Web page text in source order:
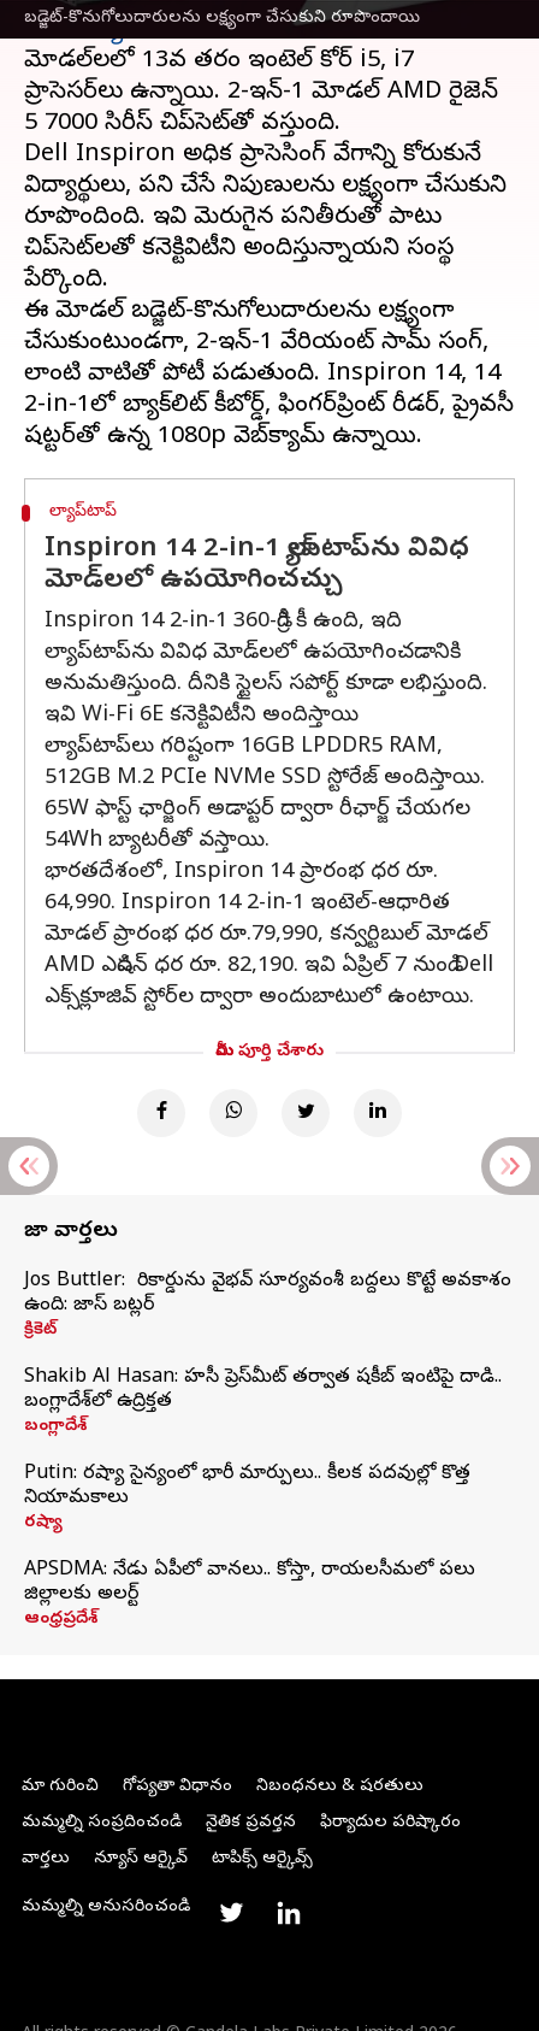
బడ్జెట్-కొనుగోలుదారులను లక్ష్యంగా చేసుకుని రూపొందాయి
ఇన్-1ల్యాప్‌టాప్‌లను పరిచయం చేసింది. తాజా
మోడల్‌లలో 13వ తరం ఇంటెల్ కోర్ i5, i7
ప్రాసెసర్‌లు ఉన్నాయి. 2-ఇన్-1 మోడల్ AMD రైజెన్
5 7000 సిరీస్ చిప్‌సెట్‌తో వస్తుంది.
Dell Inspiron అధిక ప్రాసెసింగ్ వేగాన్ని కోరుకునే
విద్యార్థులు, పని చేసే నిపుణులను లక్ష్యంగా చేసుకుని
రూపొందింది. ఇవి మెరుగైన పనితీరుతో పాటు
చిప్‌సెట్‌లతో కనెక్టివిటీని అందిస్తున్నాయని సంస్థ
పేర్కొంది.
ఈ మోడల్ బడ్జెట్-కొనుగోలుదారులను లక్ష్యంగా
చేసుకుంటుండగా, 2-ఇన్-1 వేరియంట్ సామ్ సంగ్,
లాంటి వాటితో పోటీ పడుతుంది. Inspiron 14, 14
2-in-1లో బ్యాక్‌లిట్ కీబోర్డ్, ఫింగర్‌ప్రింట్ రీడర్, ప్రైవసీ
ల్యాప్‌టాప్‌
Inspiron 14 2-in-1 ల్యాప్‌టాప్‌ను వివిధ
మోడ్‌లలో ఉపయోగించచ్చు
Inspiron 14 2-in-1 360-డిగ్రీ కీ ఉంది, ఇది
ల్యాప్‌టాప్‌ను వివిధ మోడ్‌లలో ఉపయోగించడానికి
అనుమతిస్తుంది. దీనికి స్టైలస్ సపోర్ట్ కూడా లభిస్తుంది.
ఇవి Wi-Fi 6E కనెక్టివిటీని అందిస్తాయి
ల్యాప్‌టాప్‌లు గరిష్టంగా 16GB LPDDR5 RAM,
512GB M.2 PCIe NVMe SSD స్టోరేజ్ అందిస్తాయి.
65W ఫాస్ట్ ఛార్జింగ్ అడాప్టర్ ద్వారా రీఛార్జ్ చేయగల
54Wh బ్యాటరీతో వస్తాయి.
భారతదేశంలో, Inspiron 14 ప్రారంభ ధర రూ.
64,990. Inspiron 14 2-in-1 ఇంటెల్-ఆధారిత
మోడల్‌ ప్రారంభ ధర రూ.79,990, కన్వర్టిబుల్ మోడల్
AMD ఎడిషన్ ధర రూ. 82,190. ఇవి ఏప్రిల్ 7 నుండి Dell
ఎక్స్‌క్లూజివ్ స్టోర్‌ల ద్వారా అందుబాటులో ఉంటాయి.
మీరు పూర్తి చేశారు
తాజా వార్తలు
Jos Buttler: నా రికార్డును వైభవ్ సూర్యవంశీ బద్దలు కొట్టే అవకాశం
ఉంది: జాస్ బట్లర్
క్రికెట్
Shakib Al Hasan: హసీనా ప్రెస్‌మీట్‌ తర్వాత షకీబ్‌ ఇంటిపై దాడి..
బంగ్లాదేశ్‌లో ఉద్రిక్తత
బంగ్లాదేశ్
Putin: రష్యా సైన్యంలో భారీ మార్పులు.. కీలక పదవుల్లో కొత్త
నియామకాలు
రష్యా
APSDMA: నేడు ఏపీలో వానలు.. కోస్తా, రాయలసీమలో పలు
జిల్లాలకు అలర్ట్
ఆంధ్రప్రదేశ్
మా గురించి గోప్యతా విధానం
నిబంధనలు & షరతులు
మమ్మల్ని సంప్రదించండి
నైతిక ప్రవర్తన
ఫిర్యాదుల పరిష్కారం
వార్తలు
న్యూస్ ఆర్కైవ్ టాపిక్స్ ఆర్కైవ్స్
మమ్మల్ని అనుసరించండి